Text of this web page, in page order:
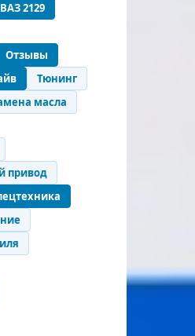
ВАЗ 2129
Отзывы
Тюнинг
масла
привод